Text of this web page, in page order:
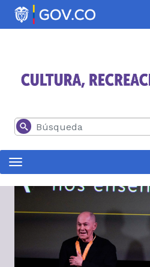
Pasar al contenido principal
Buscar